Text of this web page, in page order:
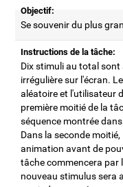
Objectif:
Se souvenir du plus
Instructions de la tâche:
Dix stimuli au total sont
irrégulière sur l'écran.
aléatoire et l'utilisateur
première moitié de la
séquence montrée
Dans la seconde
animation avant de
tâche commencera par
nouveau stimulus sera